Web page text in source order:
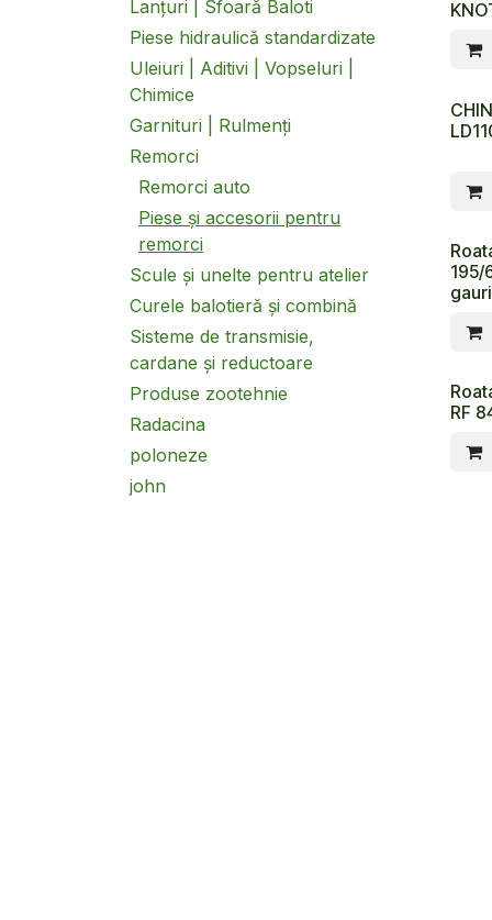
Lanțuri | Sfoară Baloti
Piese hidraulică standardizate
Uleiuri | Aditivi | Vopseluri |
Chimice
Garnituri | Rulmenți
Remorci
Remorci auto
Piese și accesorii pentru
remorci
Scule și unelte pentru atelier
Curele balotieră și combină
Sisteme de transmisie,
cardane și reductoare
Produse zootehnie
Radacina
poloneze
john
195/
gauri
RF